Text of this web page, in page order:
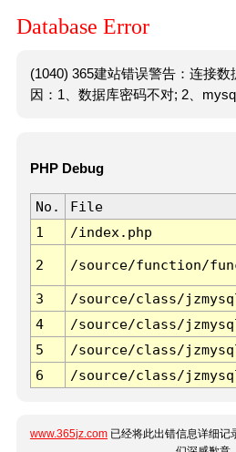
Database Error
(1040) 365建站错误警告：连接
因：1、数据库密码不对; 2、
PHP Debug
No. File
1
/index.php
2 /source/function/
3 /source/class/
4
/source/class/
5
/source/class/
6
/source/class/
www.365jz.com 已经将此出错信息详细记